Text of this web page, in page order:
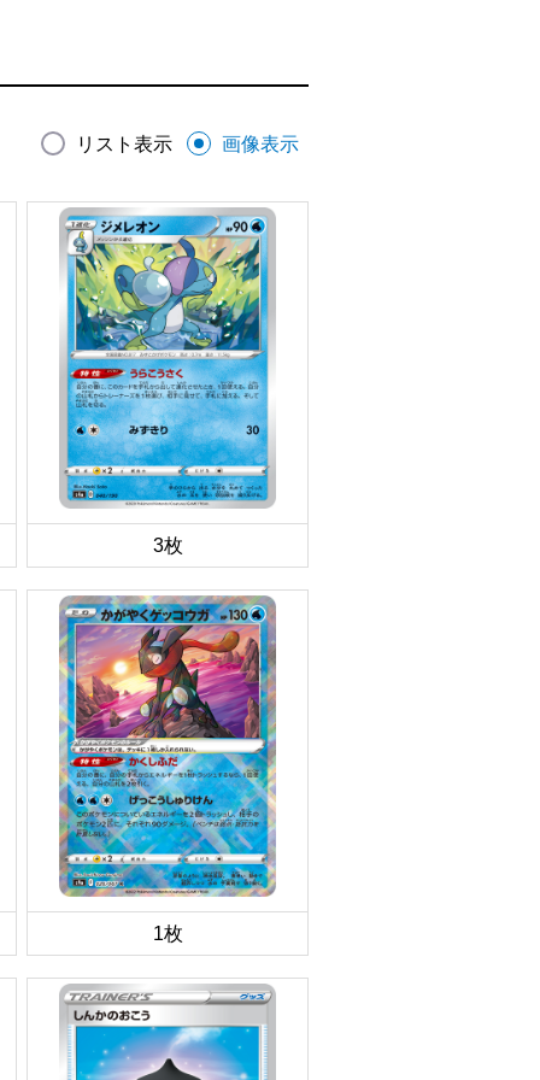
リスト表示 画像表示
3枚
1枚